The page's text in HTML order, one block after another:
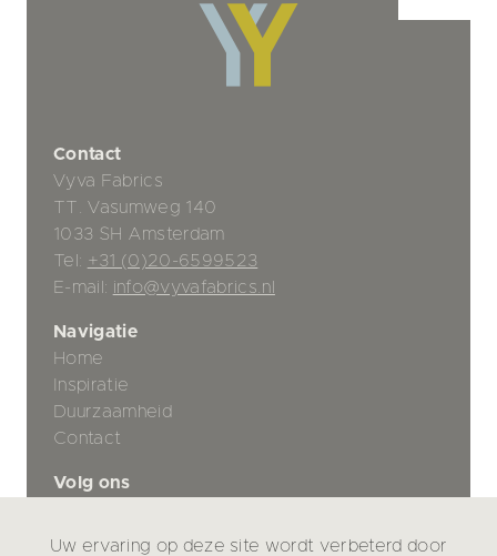
Contact
Vyva Fabrics
TT. Vasumweg 140
1033 SH Amsterdam
Tel: +31 (0)20-6599523
E-mail: info@vyvafabrics.nl
Navigatie
Home
Inspiratie
Duurzaamheid
Contact
Volg ons
Uw ervaring op deze site wordt verbeterd door